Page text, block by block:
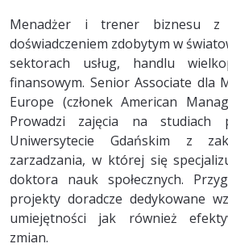
Menadżer i trener biznesu
doświadczeniem zdobytym w
sektorach usług, handlu
finansowym. Senior Associate dla
Europe (członek American
Prowadzi zajęcia na studiach
Uniwersytecie Gdańskim z
zarzadzania, w której się
doktora nauk społecznych.
projekty doradcze dedykowane
umiejętności jak również
zmian.